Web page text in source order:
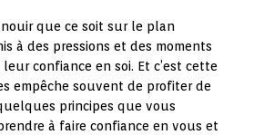
que ce soit sur le plan
à des pressions et des moments
confiance en soi. Et c’est cette
empêche souvent de profiter de
principes que vous
à faire confiance en vous et